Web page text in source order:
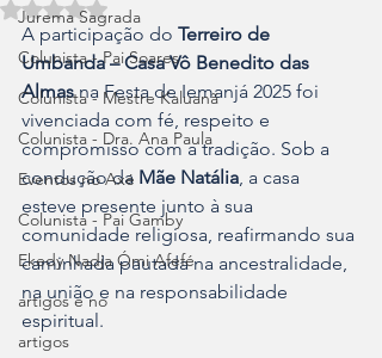
Jurema Sagrada
Colunista - Pai Soares
Colunista - Mestre Kaluanã
Colunista - Dra. Ana Paula
Eventos no Axé
Colunista - Pai Gamby
Ekedy Nadja Ómi Afefé
artigos e no
artigos
Avaliado com NaN de 5 estrelas.
A participação do Terreiro de
Umbanda – Casa Vô Benedito das
Almas na Festa de Iemanjá 2025 foi
vivenciada com fé, respeito e
compromisso com a tradição. Sob a
condução da Mãe Natália, a casa
esteve presente junto à sua
comunidade religiosa, reafirmando sua
caminhada pautada na ancestralidade,
na união e na responsabilidade
espiritual.